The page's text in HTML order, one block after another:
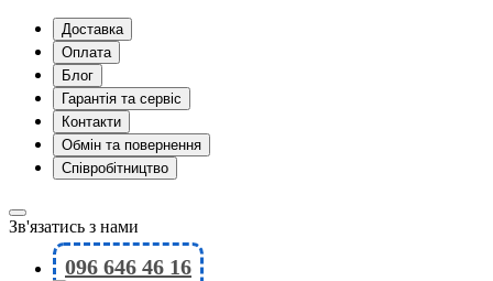
Доставка
Оплата
Блог
Гарантія та сервіс
Контакти
Обмін та повернення
Співробітництво
Зв'язатись з нами
096 646 46 16